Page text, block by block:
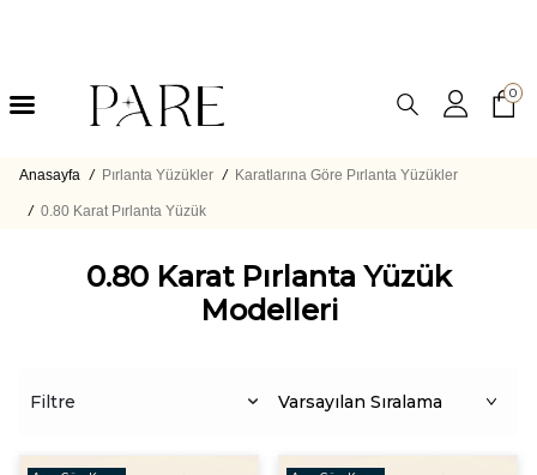
0
Anasayfa / Pırlanta Yüzükler / Karatlarına Göre Pırlanta Yüzükler
/ 0.80 Karat Pırlanta​ Yüzük
0.80 Karat Pırlanta Yüzük
Modelleri
Filtre